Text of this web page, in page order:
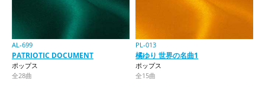
AL-699
PATRIOTIC DOCUMENT
ポップス
全28曲
PL-013
橘ゆり 世界の名曲1
ポップス
全15曲